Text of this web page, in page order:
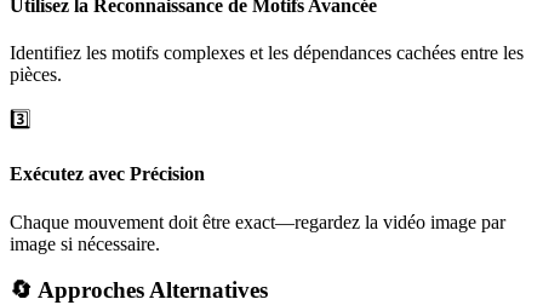
Utilisez la Reconnaissance de Motifs Avancée
Identifiez les motifs complexes et les dépendances cachées entre les
pièces.
3️⃣
Exécutez avec Précision
Chaque mouvement doit être exact—regardez la vidéo image par
image si nécessaire.
🔄 Approches Alternatives